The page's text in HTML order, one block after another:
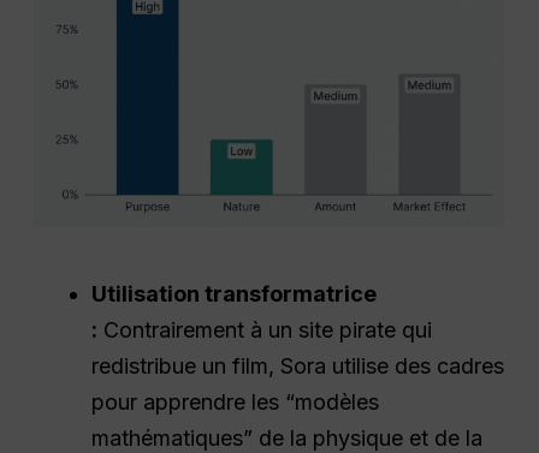
Utilisation transformatrice
: Contrairement à un site pirate qui
redistribue un film, Sora utilise des cadres
pour apprendre les “modèles
mathématiques” de la physique et de la